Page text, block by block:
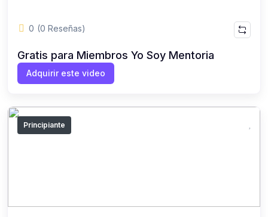
0 (0 Reseñas)
Gratis para Miembros Yo Soy Mentoria
Adquirir este video
Principiante